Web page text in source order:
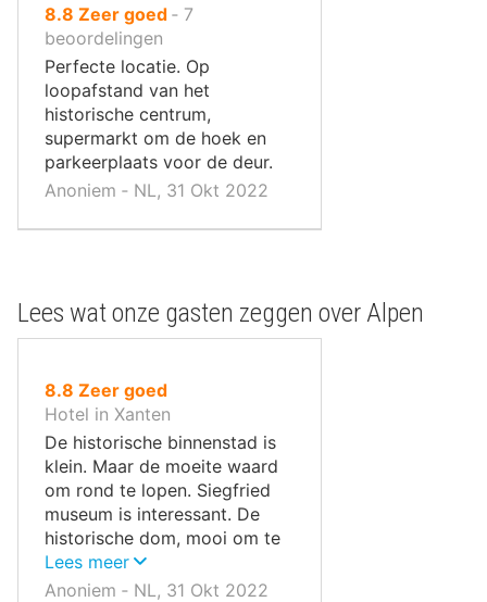
8.8 uit
10
,
Zeer goed ‐ 7
beoordelingen
Perfecte locatie. Op
loopafstand van het
historische centrum,
supermarkt om de hoek en
parkeerplaats voor de deur.
Anoniem ‐ NL, 31 Okt 2022
Lees wat onze gasten zeggen over Alpen
8.8 uit
10
,
Zeer goed
Hotel in Xanten
De historische binnenstad is
klein. Maar de moeite waard
om rond te lopen. Siegfried
museum is interessant. De
historische dom, mooi om te
bekijken. De historische
molen met heerlijke verse
Lees meer
Anoniem ‐ NL, 31 Okt 2022